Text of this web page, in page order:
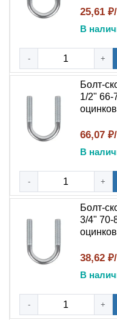
25,61
В
- +
Болт-
1/2"
66,07
В
- +
Болт-
3/4" 70-
38,62
В
- +